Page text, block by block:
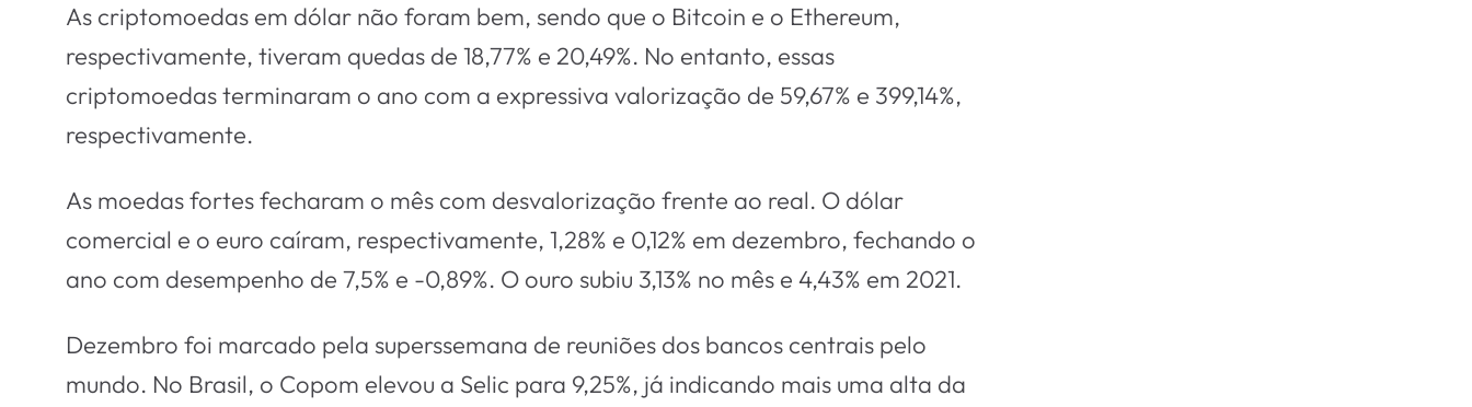
As criptomoedas em dólar não foram bem, sendo que o Bitcoin e o Ethereum,
respectivamente, tiveram quedas de 18,77% e 20,49%. No entanto, essas
criptomoedas terminaram o ano com a expressiva valorização de 59,67% e 399,14%,
respectivamente.
As moedas fortes fecharam o mês com desvalorização frente ao real. O dólar
comercial e o euro caíram, respectivamente, 1,28% e 0,12% em dezembro, fechando o
ano com desempenho de 7,5% e -0,89%. O ouro subiu 3,13% no mês e 4,43% em 2021.
Dezembro foi marcado pela superssemana de reuniões dos bancos centrais pelo
mundo. No Brasil, o Copom elevou a Selic para 9,25%, já indicando mais uma alta da